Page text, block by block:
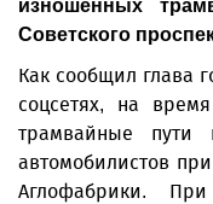
изношенных
Советского
Как сообщил глава
соцсетях, на
трамвайные
автомобилистов
Аглофабрики.